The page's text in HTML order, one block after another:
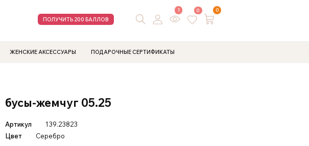
ПОЛУЧИТЬ 200 БАЛЛОВ
1 0 0
ЖЕНСКИЕ АКСЕССУАРЫ ПОДАРОЧНЫЕ СЕРТИФИКАТЫ
бусы-жемчуг 05.25
Артикул
139.23823
Цвет
Серебро